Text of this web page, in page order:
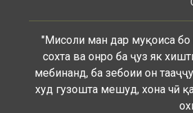
"Мисоли ман дар муқоиса
сохта ва онро ба ҷуз як
мебинанд, ба зебоии он
худ гузошта мешуд, хона чӣ